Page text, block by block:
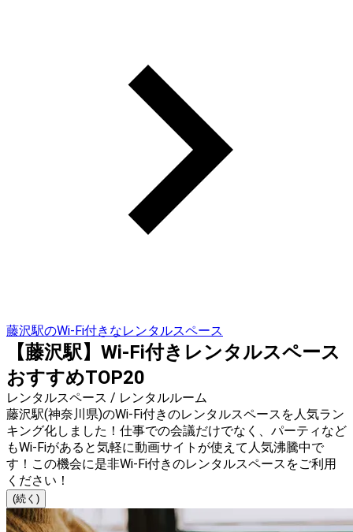
藤沢駅のWi-Fi付きなレンタルスペース
【藤沢駅】Wi-Fi付きレンタルスペース
おすすめTOP20
レンタルスペース / レンタルルーム
藤沢駅(神奈川県)のWi-Fi付きのレンタルスペースを人気ラン
キング化しました！仕事での会議だけでなく、パーティなど
もWi-Fiがあると気軽に動画サイトが使えて人気沸騰中で
す！この機会に是非Wi-Fi付きのレンタルスペースをご利用
ください！
(続く)